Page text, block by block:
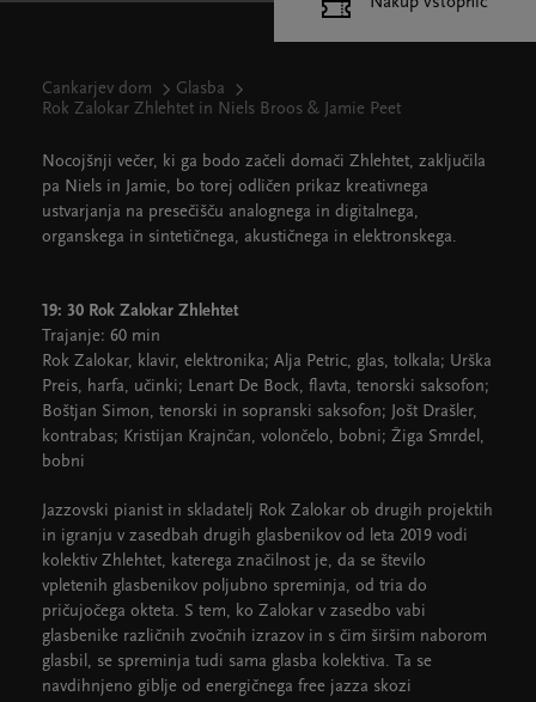
Cankarjev dom
Glasba
Rok Zalokar Zhlehtet in Niels Broos & Jamie Peet
Nocojšnji večer, ki ga bodo začeli domači Zhlehtet, zaključila
pa Niels in Jamie, bo torej odličen prikaz kreativnega
ustvarjanja na presečišču analognega in digitalnega,
organskega in sintetičnega, akustičnega in elektronskega.
19: 30 Rok Zalokar Zhlehtet
Trajanje: 60 min
Rok Zalokar, klavir, elektronika; Alja Petric, glas, tolkala; Urška
Preis, harfa, učinki; Lenart De Bock, flavta, tenorski saksofon;
Boštjan Simon, tenorski in sopranski saksofon; Jošt Drašler,
kontrabas; Kristijan Krajnčan, volončelo, bobni; Žiga Smrdel,
bobni
Jazzovski pianist in skladatelj Rok Zalokar ob drugih projektih
in igranju v zasedbah drugih glasbenikov od leta 2019 vodi
kolektiv Zhlehtet, katerega značilnost je, da se število
vpletenih glasbenikov poljubno spreminja, od tria do
pričujočega okteta. S tem, ko Zalokar v zasedbo vabi
glasbenike različnih zvočnih izrazov in s čim širšim naborom
glasbil, se spreminja tudi sama glasba kolektiva. Ta se
navdihnjeno giblje od energičnega free jazza skozi